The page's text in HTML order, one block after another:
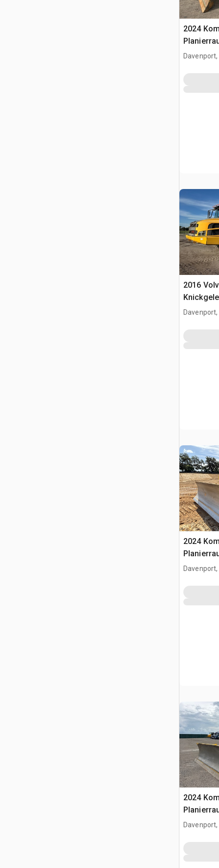
2024
Davenport,
2016
Davenport,
2024
Davenport,
2024
Davenport,